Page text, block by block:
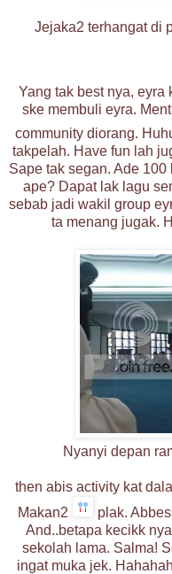
Jejaka2 terhangat di
Yang tak best nya, eyra
ske membuli eyra.
community diorang.
takpelah. Have fun lah
Sape tak segan. Ade
ape? Dapat lak lagu
sebab jadi wakil group
ta menang jugak.
Nyanyi depan
then abis activity kat
Makan2
plak.
And..betapa kecikk
sekolah lama. Salma!
ingat muka jek.